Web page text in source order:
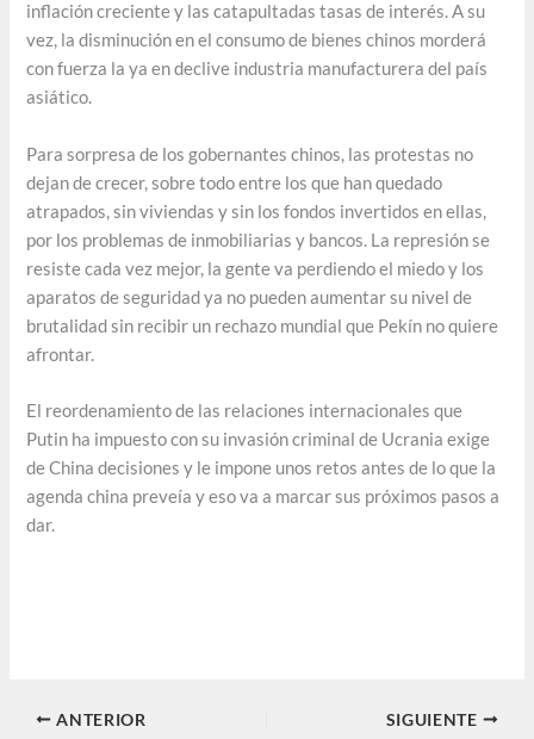
inflación creciente y las catapultadas tasas de interés. A su
vez, la disminución en el consumo de bienes chinos morderá
con fuerza la ya en declive industria manufacturera del país
asiático.
Para sorpresa de los gobernantes chinos, las protestas no
dejan de crecer, sobre todo entre los que han quedado
atrapados, sin viviendas y sin los fondos invertidos en ellas,
por los problemas de inmobiliarias y bancos. La represión se
resiste cada vez mejor, la gente va perdiendo el miedo y los
aparatos de seguridad ya no pueden aumentar su nivel de
brutalidad sin recibir un rechazo mundial que Pekín no quiere
afrontar.
El reordenamiento de las relaciones internacionales que
Putin ha impuesto con su invasión criminal de Ucrania exige
de China decisiones y le impone unos retos antes de lo que la
agenda china preveía y eso va a marcar sus próximos pasos a
dar.
ANTERIOR SIGUIENTE